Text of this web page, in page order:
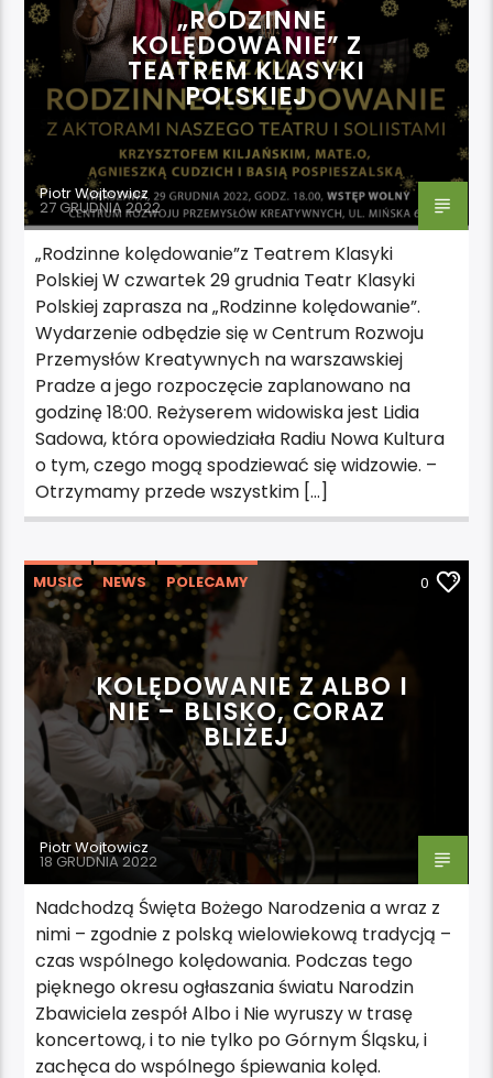
„RODZINNE
KOLĘDOWANIE” Z
TEATREM KLASYKI
POLSKIEJ
Piotr Wojtowicz
27 GRUDNIA 2022
„Rodzinne kolędowanie”z Teatrem Klasyki
Polskiej W czwartek 29 grudnia Teatr Klasyki
Polskiej zaprasza na „Rodzinne kolędowanie”.
Wydarzenie odbędzie się w Centrum Rozwoju
Przemysłów Kreatywnych na warszawskiej
Pradze a jego rozpoczęcie zaplanowano na
godzinę 18:00. Reżyserem widowiska jest Lidia
Sadowa, która opowiedziała Radiu Nowa Kultura
o tym, czego mogą spodziewać się widzowie. –
Otrzymamy przede wszystkim […]
MUSIC NEWS
POLECAMY
WYDARZENIA
0
KOLĘDOWANIE Z ALBO I
NIE – BLISKO, CORAZ
BLIŻEJ
Piotr Wojtowicz
18 GRUDNIA 2022
Nadchodzą Święta Bożego Narodzenia a wraz z
nimi – zgodnie z polską wielowiekową tradycją –
czas wspólnego kolędowania. Podczas tego
pięknego okresu ogłaszania światu Narodzin
Zbawiciela zespół Albo i Nie wyruszy w trasę
koncertową, i to nie tylko po Górnym Śląsku, i
zachęca do wspólnego śpiewania kolęd.